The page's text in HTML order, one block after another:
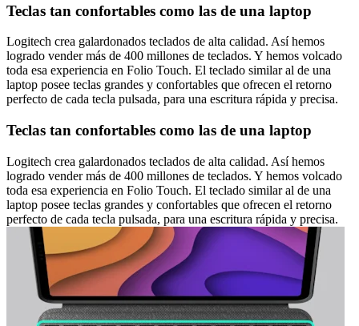
Teclas tan confortables como las de una laptop
Logitech crea galardonados teclados de alta calidad. Así hemos
logrado vender más de 400 millones de teclados. Y hemos volcado
toda esa experiencia en Folio Touch. El teclado similar al de una
laptop posee teclas grandes y confortables que ofrecen el retorno
perfecto de cada tecla pulsada, para una escritura rápida y precisa.
Teclas tan confortables como las de una laptop
Logitech crea galardonados teclados de alta calidad. Así hemos
logrado vender más de 400 millones de teclados. Y hemos volcado
toda esa experiencia en Folio Touch. El teclado similar al de una
laptop posee teclas grandes y confortables que ofrecen el retorno
perfecto de cada tecla pulsada, para una escritura rápida y precisa.